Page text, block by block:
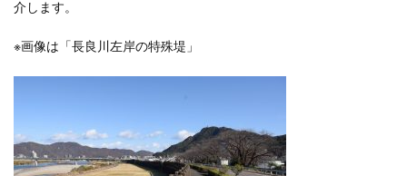
介します。
※画像は「長良川左岸の特殊堤」